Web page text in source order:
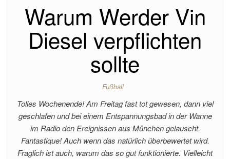
Warum Werder Vin
Diesel verpflichten
sollte
Fußball
Tolles Wochenende! Am Freitag fast tot gewesen, dann viel
geschlafen und bei einem Entspannungsbad in der Wanne
im Radio den Ereignissen aus München gelauscht.
Fantastique! Auch wenn das natürlich überbewertet wird.
Fraglich ist auch, warum das so gut funktionierte. Vielleicht